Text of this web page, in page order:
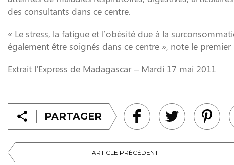
ARTICLE PRÉCÉDENT
des consultants dans ce centre.
« Le stress, la fatigue et l’obésité due à la
également être soignés dans ce centre », note le premier
Extrait l’Express de Madagascar – Mardi 17 mai 2011
PARTAGER